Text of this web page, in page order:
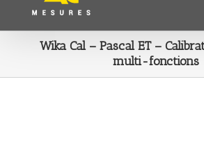
Wika Cal – Pascal ET –
multi-fonctions